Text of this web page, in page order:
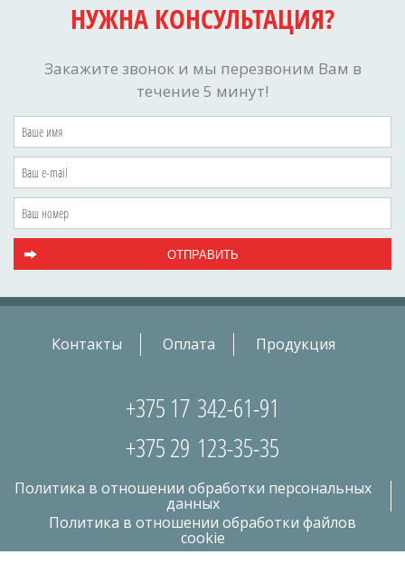
НУЖНА КОНСУЛЬТАЦИЯ?
Закажите звонок и мы перезвоним Вам в
течение 5 минут!
Контакты Оплата Продукция
+375 17 342-61-91
+375 29 123-35-35
Политика в отношении обработки персональных
данных
Политика в отношении обработки файлов
cookie